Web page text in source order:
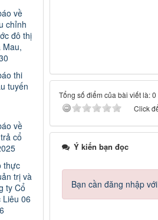
Tổng số điểm của bài viết là:
Click
Ý kiến bạn đọc
Bạn cần đăng nhập
về
chỉnh
đô thị
Mau,
thi
tuyến
về
cổ
thực
trị và
ty Cổ
Liêu 06